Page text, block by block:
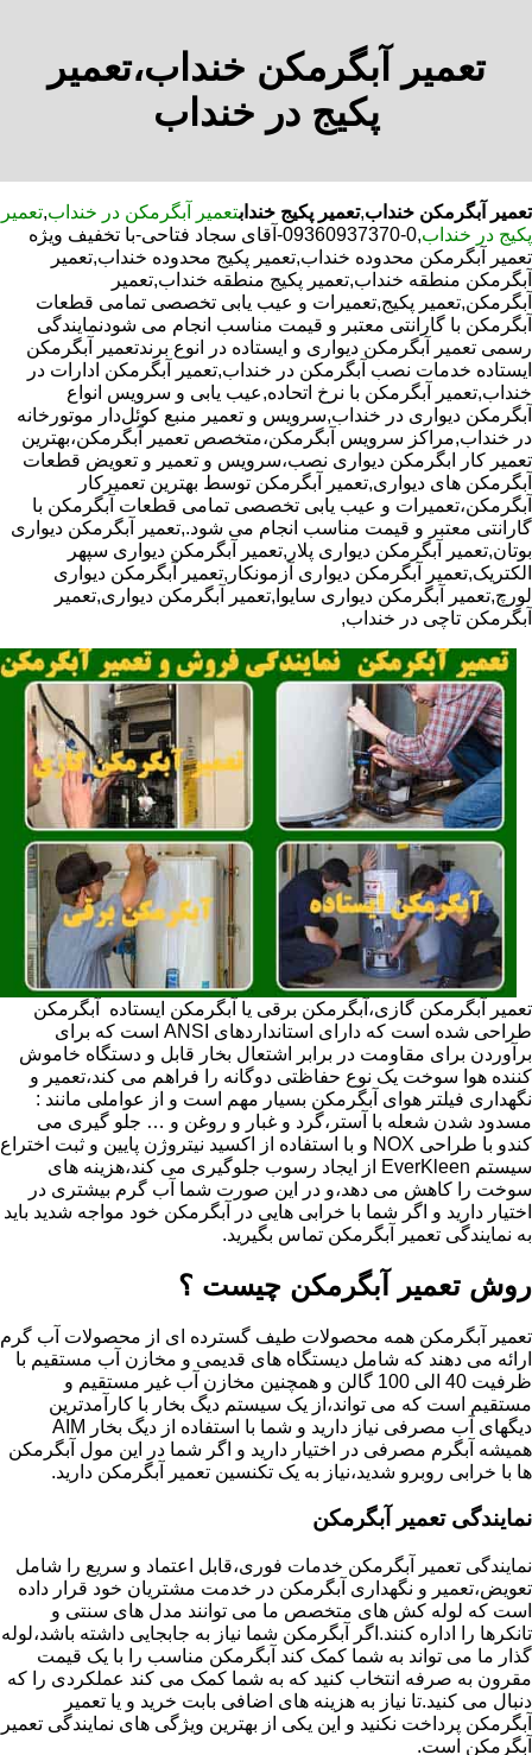
تعمیر آبگرمکن خنداب،تعمیر
پکیج در خنداب
تعمیر آبگرمکن خنداب,تعمیر پکیج خندابتعمیر آبگرمکن در خنداب,تعمیر
پکیج در خنداب
,0-09360937370-آقای سجاد فتاحی-با تخفیف ویژه
تعمیر آبگرمکن محدوده خنداب,تعمیر پکیج محدوده خنداب,تعمیر
آبگرمکن منطقه خنداب,تعمیر پکیج منطقه خنداب,تعمیر
آبگرمکن,تعمیر پکیج,تعمیرات و عیب یابی تخصصی تمامی قطعات
آبگرمکن با گارانتی معتبر و قیمت مناسب انجام می شودنمایندگی
رسمی تعمیر آبگرمکن دیواری و ایستاده در انوع برندتعمیر آبگرمکن
ایستاده خدمات نصب آبگرمکن در خنداب,تعمیر آبگرمکن ادارات در
خنداب,تعمیر آبگرمکن با نرخ اتحاده,عیب یابی و سرویس انواع
آبگرمکن دیواری در خنداب,سرویس و تعمیر منبع کوئل‌دار موتورخانه
در خنداب,مراکز سرویس آبگرمکن،متخصص تعمیر آبگرمکن،بهترین
تعمیر کار ابگرمکن دیواری نصب،سرویس و تعمیر و تعویض قطعات
آبگرمکن های دیواری,تعمیر آبگرمکن توسط بهترین تعمیرکار
آبگرمکن،تعمیرات و عیب یابی تخصصی تمامی قطعات آبگرمکن با
گارانتی معتبر و قیمت مناسب انجام می شود.,تعمیر آبگرمکن دیواری
بوتان,تعمیر آبگرمکن دیواری پلار,تعمیر آبگرمکن دیواری سپهر
الکتریک,تعمیر آبگرمکن دیواری آزمونکار,تعمیر آبگرمکن دیواری
لورچ,تعمیر آبگرمکن دیواری سایوا,تعمیر آبگرمکن دیواری,تعمیر
آبگرمکن تاچی در خنداب,
تعمیر آبگرمکن گازی،آبگرمکن برقی یا آبگرمکن ایستاده ​ آبگرمکن
طراحی شده است که دارای استانداردهای ANSI است که برای
برآوردن برای مقاومت در برابر اشتعال بخار قابل و دستگاه خاموش
کننده هوا سوخت یک نوع حفاظتی دوگانه را فراهم می کند،تعمیر و
نگهداری فیلتر هوای آبگرمکن بسیار مهم است و از عواملی مانند :
مسدود شدن شعله با آستر،گرد و غبار و روغن و … جلو گیری می
کندو با طراحی NOX و با استفاده از اکسید نیتروژن پایین و ثبت اختراع
سیستم EverKleen از ایجاد رسوب جلوگیری می کند،هزینه های
سوخت را کاهش می دهد،و در این صورت شما آب گرم بیشتری در
اختیار دارید و اگر شما با خرابی هایی در آبگرمکن خود مواجه شدید باید
به نمایندگی تعمیر آبگرمکن تماس بگیرید.
روش تعمیر آبگرمکن چیست ؟
تعمیر آبگرمکن همه محصولات طیف گسترده ای از محصولات آب گرم
ارائه می دهند که شامل دیستگاه های قدیمی و مخازن آب مستقیم با
ظرفیت 40 الی 100 گالن و همچنین مخازن آب غیر مستقیم و
مستقیم است که می تواند،از یک سیستم دیگ بخار با کارآمدترین
دیگهای آب مصرفی نیاز دارید و شما با استفاده از دیگ بخار AIM
همیشه آبگرم مصرفی در اختیار دارید و اگر شما در این مول آبگرمکن
ها با خرابی روبرو شدید،نیاز به یک تکنسین تعمیر آبگرمکن دارید.
نمایندگی تعمیر آبگرمکن
نمایندگی تعمیر آبگرمکن خدمات فوری،قابل اعتماد و سریع را شامل
تعویض،تعمیر و نگهداری آبگرمکن در خدمت مشتریان خود قرار داده
است که لوله کش های متخصص ما می توانند مدل های سنتی و
تانکرها را اداره کنند.اگر آبگرمکن شما نیاز به جابجایی داشته باشد،لوله
گذار ما می تواند به شما کمک کند آبگرمکن مناسب را با یک قیمت
مقرون به صرفه انتخاب کنید که به شما کمک می کند عملکردی را که
دنبال می کنید.تا نیاز به هزینه های اضافی بابت خرید و یا تعمیر
آبگرمکن پرداخت نکنید و این یکی از بهترین ویژگی های نمایندگی تعمیر
آبگرمکن است.